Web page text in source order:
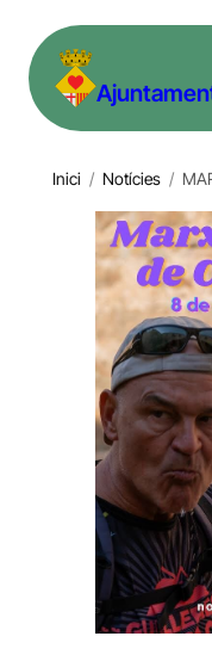
contingut
Inici / Notícies /